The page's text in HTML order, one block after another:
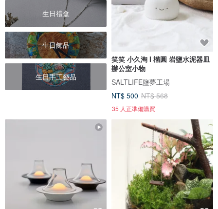
生日禮盒
生日飾品
生日手工藝品
笑笑 小久淘 I 橢圓 岩鹽水泥器皿
辦公室小物
SALTLIFE鹽夢工場
NT$ 500 NT$ 568
35 人正準備購買